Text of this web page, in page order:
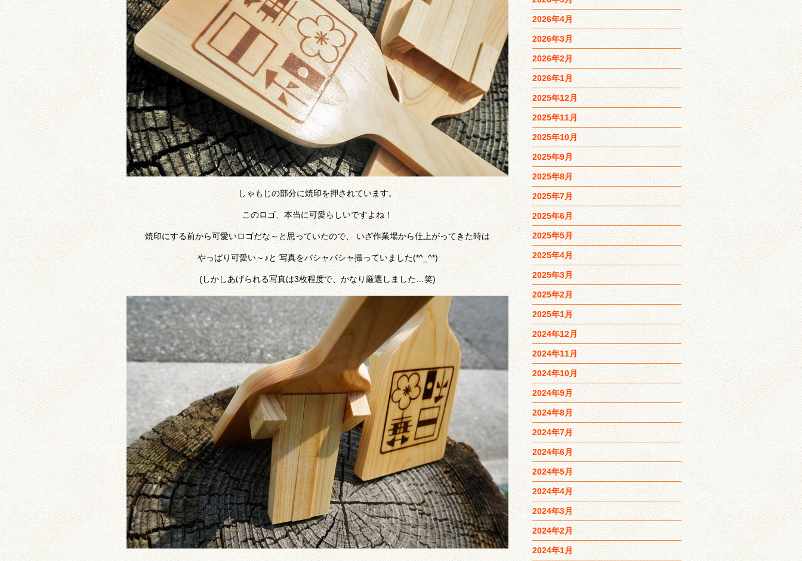
しゃもじの部分に焼印を押されています。
このロゴ、本当に可愛らしいですよね！
焼印にする前から可愛いロゴだな～と思っていたので、 いざ作業場から仕上がってきた時は
やっぱり可愛い～♪と 写真をバシャバシャ撮っていました(*^_^*)
(しかしあげられる写真は3枚程度で、かなり厳選しました…笑)
2026年4月
2026年3月
2026年2月
2026年1月
2025年12月
2025年11月
2025年10月
2025年9月
2025年8月
2025年7月
2025年6月
2025年5月
2025年4月
2025年3月
2025年2月
2025年1月
2024年12月
2024年11月
2024年10月
2024年9月
2024年8月
2024年7月
2024年6月
2024年5月
2024年4月
2024年3月
2024年2月
2024年1月